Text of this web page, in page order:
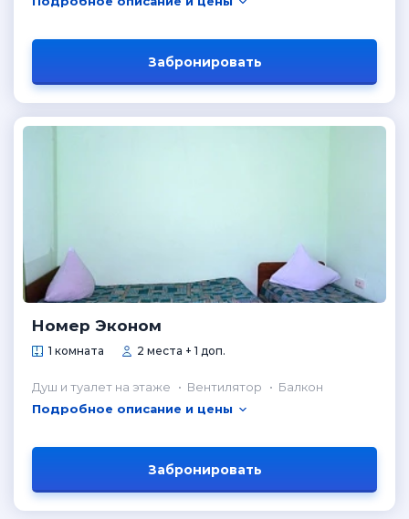
Забронировать
Номер Эконом
1 комната 2 места + 1 доп.
Душ и туалет на этаже Вентилятор
Балкон
Подробное описание и цены
Забронировать